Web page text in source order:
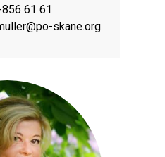
61 61
skane.org